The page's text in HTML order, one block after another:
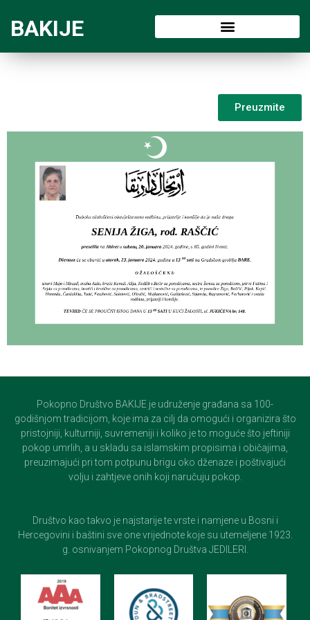
BAKIJE
Preuzmite
Pokopno Društvo BAKIJE je udruženje građana sa 100-
godišnjom tradicijom, koje ima za cilj da omogući i organizira što
pristojniji, kulturniji, suvremeniji i koliko je to moguće što jeftiniji
pokop umrlih, a u skladu sa islamskim propisima i običajima,
preuzimajući pri tom potpunu brigu oko dženaze i poštivajući
volju i zahtjeve onih koji naručuju pokop.
Društvo kao takvo je najstarije te vrste i namjene u Bosni i
Hercegovini i baštini sve one vrijednote koje su utemeljene 1923.
g. osnivanjem Pokopnog Društva JEDILERI.